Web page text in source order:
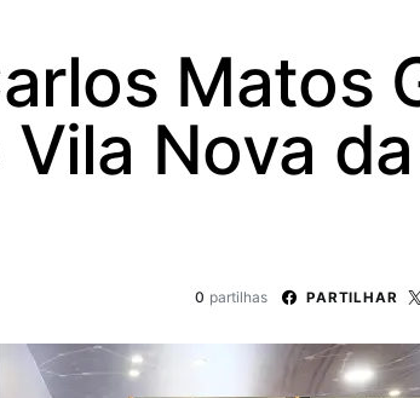
Matos
Nova
0 partilhas PARTILHAR